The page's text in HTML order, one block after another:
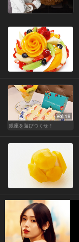
Vol.19
銀座を遊びつくせ！